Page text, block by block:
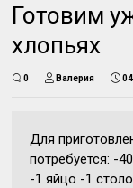
Готовим
хлопьях
0 Валерия
Для
потребуется: -
-1 яйцо -1